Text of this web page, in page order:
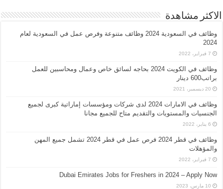
الاكثر مشاهدة
وظائف في السعودية 2024 وظائف متنوعة وفرص عمل في السعودية لعام
2024
7 فبراير، 2022
وظائف في الكويت 2024 بحاجه لسائق خاص وعمال ومحاسبين للعمل
براتب600 دينار
20 ديسمبر، 2021
وظائف في الامارات 2024 لدى شركات ومؤسسات إماراتية كبرى لجميع
الجنسيات والمستويات والتقديم متاح للجميع مجانا
6 يناير، 2022
وظائف في قطر 2024 فرص عمل في قطر 2024 تشمل جميع المهن
والمؤهلات
7 فبراير، 2022
Dubai Emirates Jobs for Freshers in 2024 – Apply Now
10 مارس، 2023